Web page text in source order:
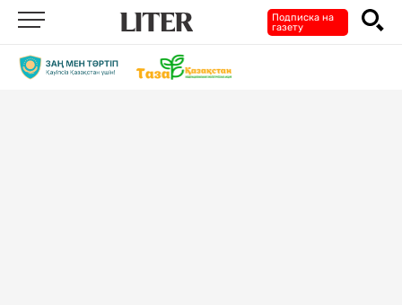
Подписка на
газету